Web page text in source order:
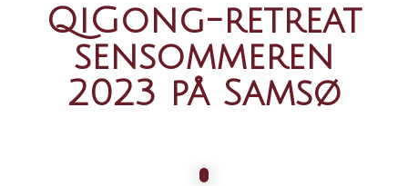
QiGong-retreat
sensommeren
2023 på Samsø